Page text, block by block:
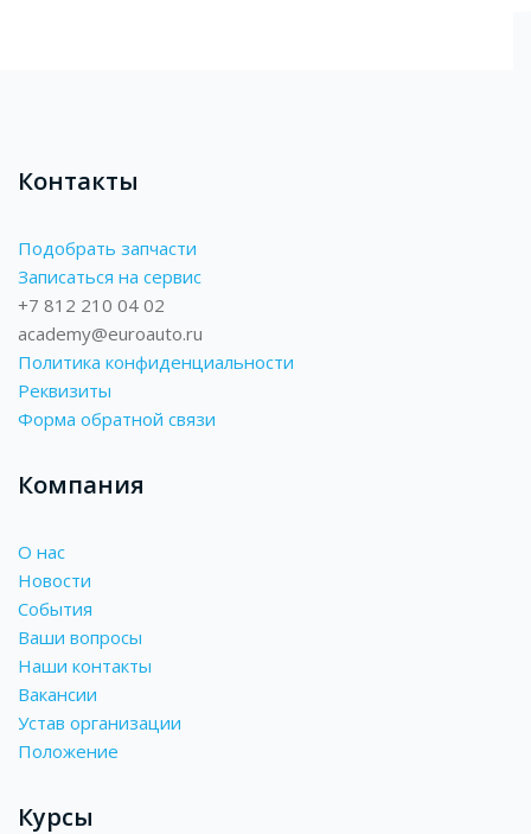
Контакты
Подобрать запчасти
Записаться на сервис
+7 812 210 04 02
academy@euroauto.ru
Политика конфиденциальности
Реквизиты
Форма обратной связи
Компания
О нас
Новости
События
Ваши вопросы
Наши контакты
Вакансии
Устав организации
Положение
Курсы